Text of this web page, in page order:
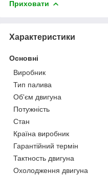
Приховати
Характеристики
Основні
Виробник
Тип палива
Об'єм двигуна
Потужність
Стан
Країна виробник
Гарантійний термін
Тактность двигуна
Охолодження двигуна